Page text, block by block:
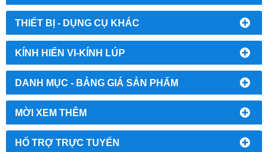
THIẾT BỊ - DỤNG CỤ KHÁC
KÍNH HIỂN VI-KÍNH LÚP
DANH MỤC - BẢNG GIÁ SẢN PHẨM
MỜI XEM THÊM
HỔ TRỢ TRỰC TUYẾN